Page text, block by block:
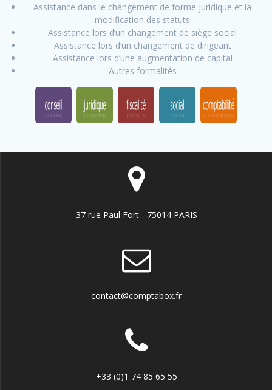
Assistance dans le changement de forme juridique et la
modification des statuts
Assistance lors d’un changement de siège social
Assistance lors d’un changement de dirigeant
Assistance lors d’une augmentation de capital
Autres formalités
37 rue Paul Fort - 75014 PARIS
contact@comptabox.fr
+33 (0)1 74 85 65 55